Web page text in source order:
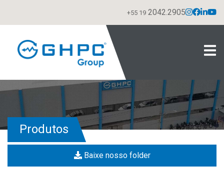
+55 19 2042.2905
Produtos
Baixe nosso folder